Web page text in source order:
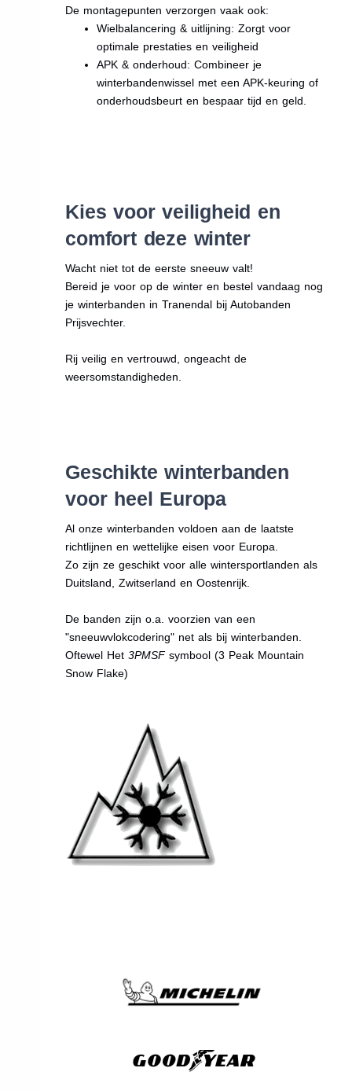
De montagepunten verzorgen vaak ook:
Wielbalancering & uitlijning: Zorgt voor
optimale prestaties en veiligheid
APK & onderhoud: Combineer je
winterbandenwissel met een APK-keuring of
onderhoudsbeurt en bespaar tijd en geld.
Kies voor veiligheid en
comfort deze winter
Wacht niet tot de eerste sneeuw valt!
Bereid je voor op de winter en bestel vandaag nog
je winterbanden in Tranendal bij Autobanden
Prijsvechter.
Rij veilig en vertrouwd, ongeacht de
weersomstandigheden.
Geschikte winterbanden
voor heel Europa
Al onze winterbanden voldoen aan de laatste
richtlijnen en wettelijke eisen voor Europa.
Zo zijn ze geschikt voor alle wintersportlanden als
Duitsland, Zwitserland en Oostenrijk.
De banden zijn o.a. voorzien van een
"sneeuwvlokcodering" net als bij winterbanden.
Oftewel Het3PMSFsymbool (3 Peak Mountain
Snow Flake)